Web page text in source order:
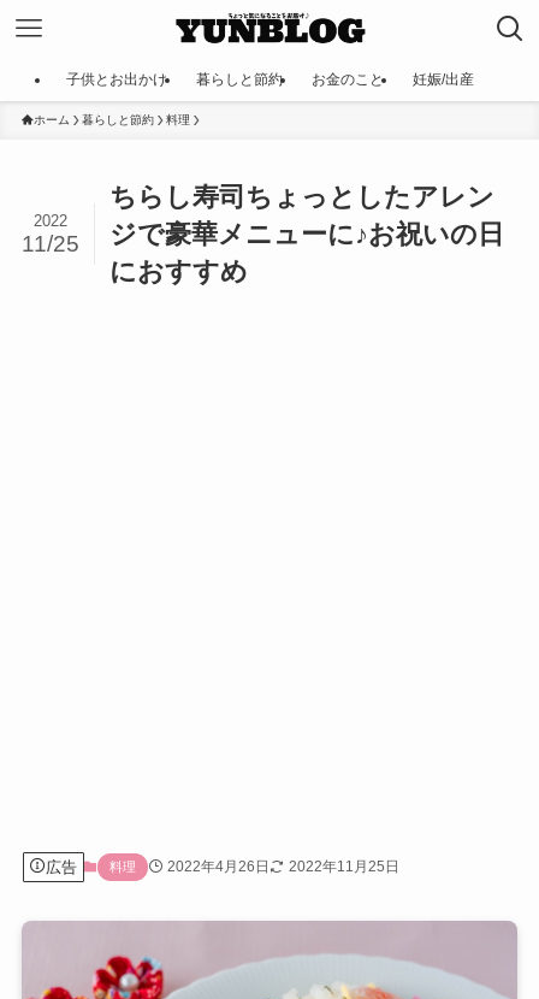
子供とお出かけ 暮らしと節約 お金のこと 妊娠/出産
ホーム 暮らしと節約 料理
ちらし寿司ちょっとしたアレン
ジで豪華メニューに♪お祝いの日
におすすめ
2022
11/25
広告 料理 2022年4月26日 2022年11月25日